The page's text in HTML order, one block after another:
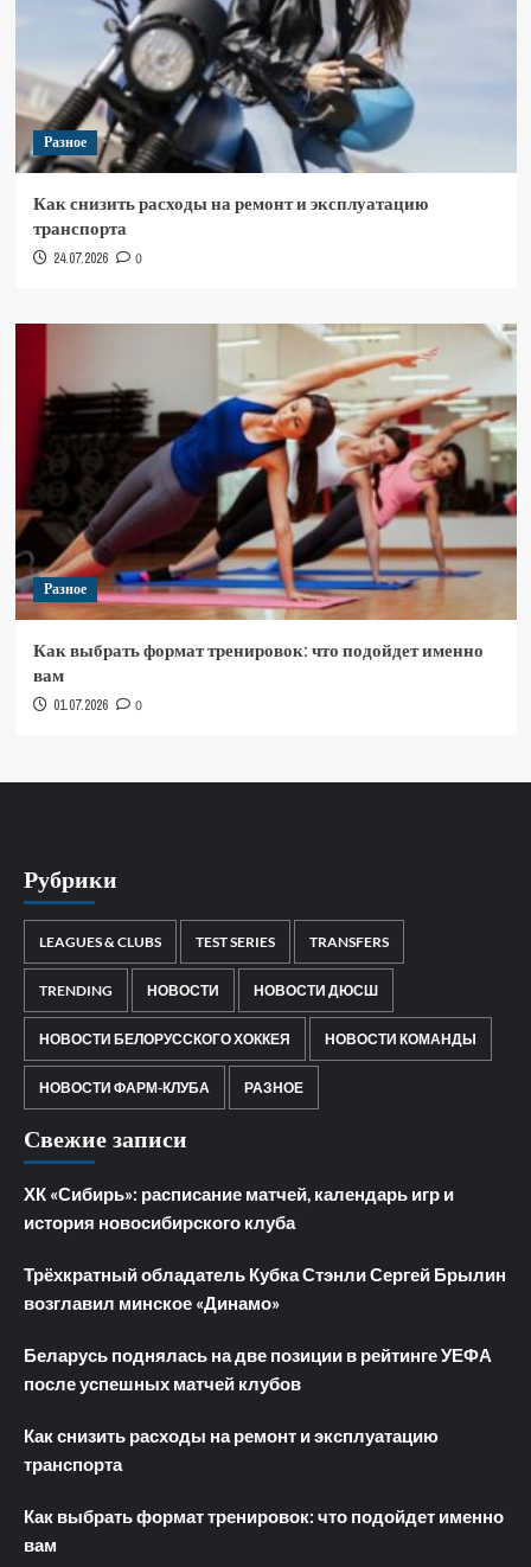
Разное
Как снизить расходы на ремонт и эксплуатацию
транспорта
24.07.2026 0
Разное
Как выбрать формат тренировок: что подойдет именно
вам
01.07.2026 0
Рубрики
LEAGUES & CLUBS TEST SERIES TRANSFERS
TRENDING НОВОСТИ НОВОСТИ ДЮСШ
НОВОСТИ БЕЛОРУССКОГО ХОККЕЯ НОВОСТИ КОМАНДЫ
НОВОСТИ ФАРМ-КЛУБА РАЗНОЕ
Свежие записи
ХК «Сибирь»: расписание матчей, календарь игр и
история новосибирского клуба
Трёхкратный обладатель Кубка Стэнли Сергей Брылин
возглавил минское «Динамо»
Беларусь поднялась на две позиции в рейтинге УЕФА
после успешных матчей клубов
Как снизить расходы на ремонт и эксплуатацию
транспорта
Как выбрать формат тренировок: что подойдет именно
вам